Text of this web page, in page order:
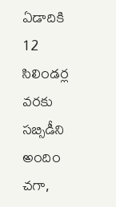
ఏడాదికి
12
సిలిండర్ల
వరకు
సబ్సిడీని
అందిం
చగా,